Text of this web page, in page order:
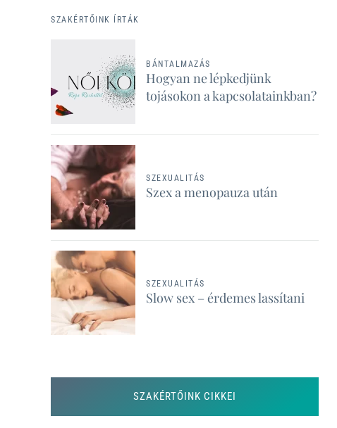
SZAKÉRTŐINK ÍRTÁK
BÁNTALMAZÁS
Hogyan ne lépkedjünk
tojásokon a kapcsolatainkban?
SZEXUALITÁS
Szex a menopauza után
SZEXUALITÁS
Slow sex – érdemes lassítani
SZAKÉRTŐINK CIKKEI